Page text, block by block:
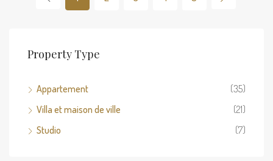
Property Type
Appartement
(35)
Villa et maison de ville
(21)
Studio
(7)